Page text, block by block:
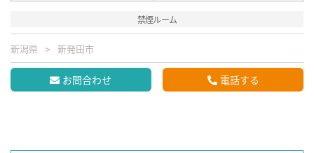
禁煙ルーム
新潟県 新発田市
お問合わせ 電話する